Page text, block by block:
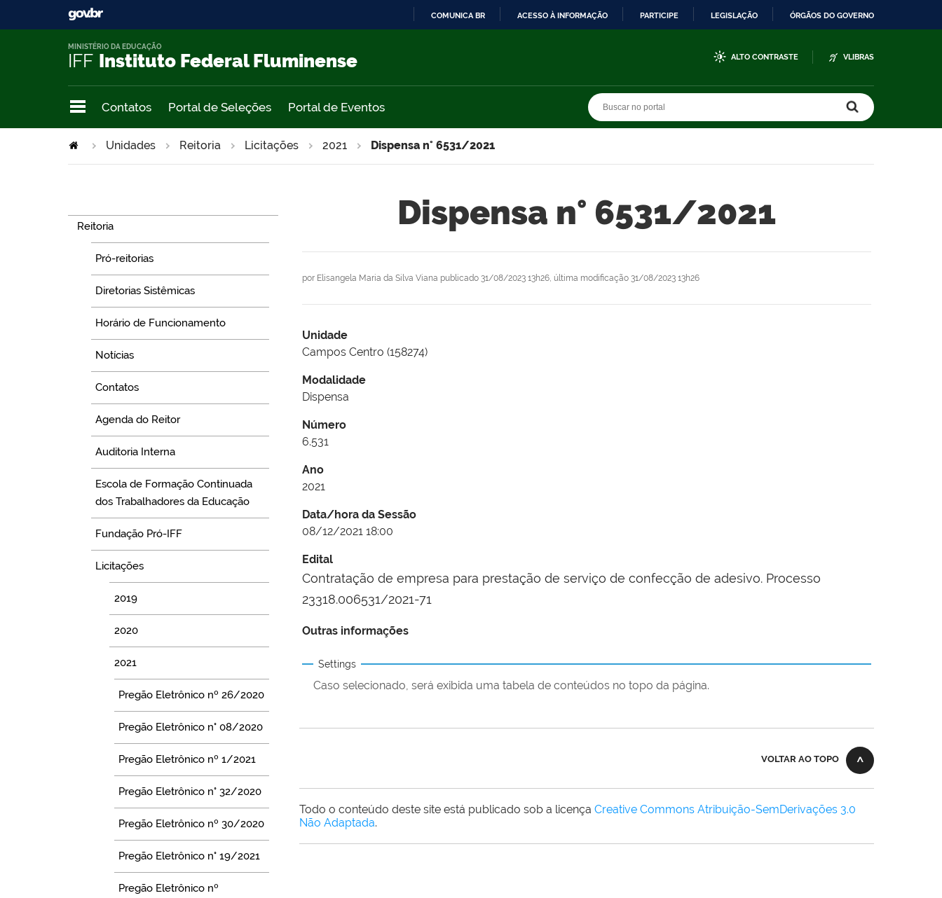
COMUNICA BR ACESSO À INFORMAÇÃO PARTICIPE LEGISLAÇÃO ÓRGÃOS DO GOVERNO
IFF Instituto Federal Fluminense
MINISTÉRIO DA EDUCAÇÃO
ALTO CONTRASTE VLIBRAS
Contatos Portal de Seleções Portal de Eventos
Unidades Reitoria Licitações 2021 Dispensa n° 6531/2021
Reitoria
Pró-reitorias
Diretorias Sistêmicas
Horário de Funcionamento
Notícias
Contatos
Agenda do Reitor
Auditoria Interna
Escola de Formação Continuada
dos Trabalhadores da Educação
Fundação Pró-IFF
Licitações
2019
2020
2021
Pregão Eletrônico nº 26/2020
Pregão Eletrônico n° 08/2020
Pregão Eletrônico nº 1/2021
Pregão Eletrônico n° 32/2020
Pregão Eletrônico nº 30/2020
Pregão Eletrônico n° 19/2021
Pregão Eletrônico nº
Dispensa n° 6531/2021
por Elisangela Maria da Silva Viana publicado 31/08/2023 13h26, última modificação 31/08/2023 13h26
Unidade
Campos Centro (158274)
Modalidade
Dispensa
Número
6.531
Ano
2021
Data/hora da Sessão
08/12/2021 18:00
Edital
Contratação de empresa para prestação de serviço de confecção de adesivo. Processo
23318.006531/2021-71
Outras informações
Settings
Caso selecionado, será exibida uma tabela de conteúdos no topo da página.
VOLTAR AO TOPO
Todo o conteúdo deste site está publicado sob a licença Creative Commons Atribuição-SemDerivações 3.0
Não Adaptada.